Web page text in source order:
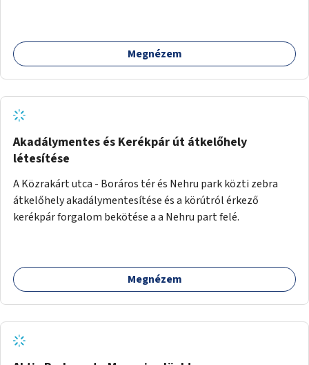
Megnézem
Akadálymentes és Kerékpár út átkelőhely
létesítése
A Közrakárt utca - Boráros tér és Nehru park közti zebra
átkelőhely akadálymentesítése és a körútról érkező
kerékpár forgalom bekötése a a Nehru part felé.
Megnézem